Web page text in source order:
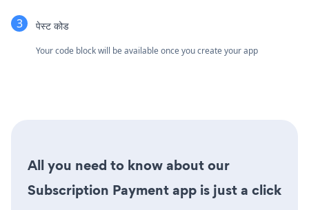
पेस्ट कोड
Your code block will be available once you create your app
All you need to know about our
Subscription Payment app is just a click